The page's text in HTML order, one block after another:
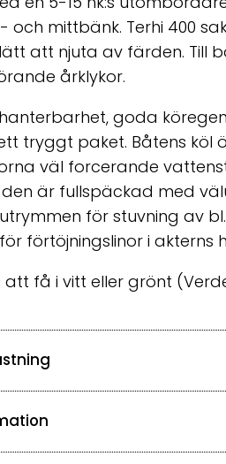
mittbänk. Terhi 400
att njuta av färden. Till
årklykor.
goda
tryggt paket. Båtens köl
väl forcerande
är fullspäckad med
för stuvning av
förtöjningslinor i akterns
att få i vitt eller grönt